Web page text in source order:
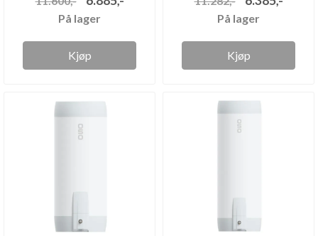
På lager
Kjøp
På lager
Kjøp